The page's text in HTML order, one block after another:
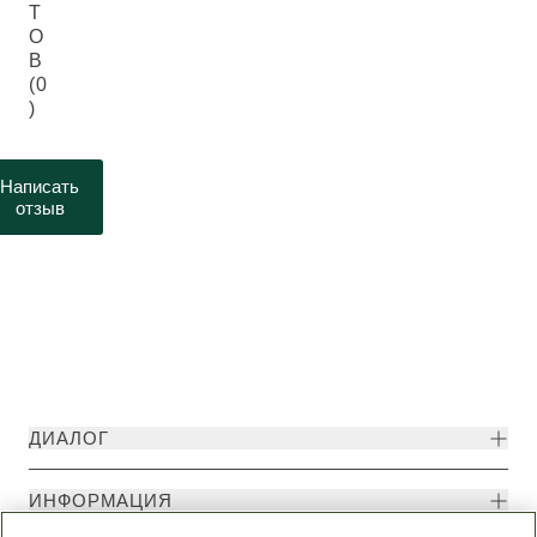
Т
О
В
(0
)
Написать
отзыв
ДИАЛОГ
ИНФОРМАЦИЯ